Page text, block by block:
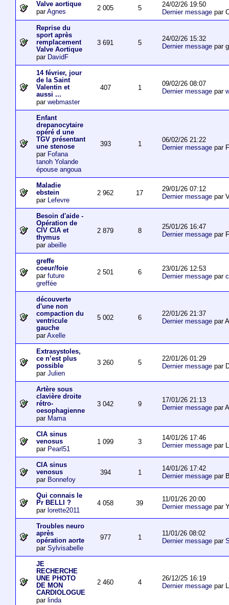
Valve aortique
parAgnes 2 005 5
24/02/26 19:50
Dernier messagepar
Reprise du
sport après
remplacement
Valve Aortique
par DavidF
3 691 5
24/02/26 15:32
Dernier messagepar
14 février, jour
de la Saint
Valentin et
aussi ...
par webmaster
407 1
09/02/26 08:07
Dernier messagepar
Enfant
drepanocytaire
opéré d une
TGV présentant
une stenose
par Fofana
tanoh Yolande
épouse angoua
393 1
06/02/26 21:22
Dernier messagepar
Maladie
ebstein
par Lefevre
2 962 17
29/01/26 07:12
Dernier messagepar
Besoin d'aide -
Opération de
CIV CIA et
thymus
par abeille
2 879 8
25/01/26 16:47
Dernier messagepar
greffe
coeur/foie
par future
greffée
2 501 6
23/01/26 12:53
Dernier messagepar
découverte
d'une non
compaction du
ventricule
gauche
parAxelle
5 002 6
22/01/26 21:37
Dernier messagepar
Extrasystoles,
ce n’est plus
possible
par Julien
3 260 5
22/01/26 01:29
Dernier messagepar
Artère sous
clavière droite
rétro-
oesophagienne
par Mama
3 042 9
17/01/26 21:13
Dernier messagepar
CIA sinus
venosus
par Pearl51
1 099 3
14/01/26 17:46
Dernier messagepar
CIA sinus
venosus
par Bonnefoy
394 1
14/01/26 17:42
Dernier messagepar
Qui connais le
Pr BELLI ?
par lorette2011
4 058 39
11/01/26 20:00
Dernier messagepar
Troubles neuro
après
opération aorte
par Sylvisabelle
977 1
11/01/26 08:02
Dernier messagepar
JE
RECHERCHE
UNE PHOTO
DE MON
CARDIOLOGUE
par linda
2 460 4
26/12/25 16:19
Dernier messagepar